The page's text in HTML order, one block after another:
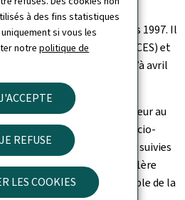
à des fins statistiques
si vous les
notrepolitique de
JE REFUSE
LES COOKIES
de l’Economic Policy
2004, et membre depuis 1997. Il
économique et social (CES) et
de SES jusqu’à avril
travaillé en tant que chercheur au
Luxembourg Institute of Socio-
pendant quelques années, suivies
de gouvernement 1ère
où il était responsable de la